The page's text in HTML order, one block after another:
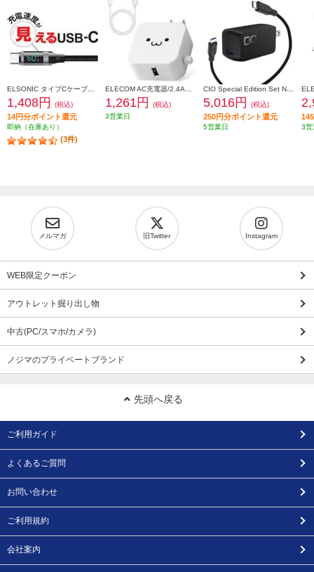
1,408円 (税込)
14円分ポイント還元
即納（在庫あり）
(3件)
1,261円
(税込)
3営業日
5,016円 (税込)
250円分ポイント還元
5営業日 3営
メルマガ 旧Twitter Instagram
WEB限定クーポン
アウトレット掘り出し物
中古(PC/スマホ/カメラ)
ノジマのプライベートブランド
先頭へ戻る
ご利用ガイド
よくあるご質問
お問い合わせ
ご利用規約
会社案内